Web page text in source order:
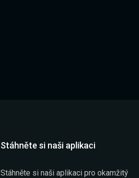
Stáhněte si naši aplikaci
Stáhněte si naši aplikaci pro okamžitý